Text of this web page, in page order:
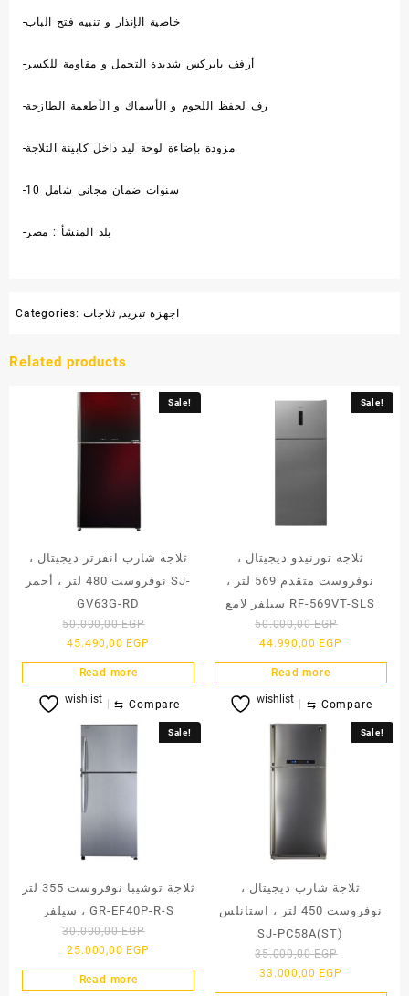
-خاصية الإنذار و تنبيه فتح الباب
-أرفف بايركس شديدة التحمل و مقاومة للكسر
-رف لحفظ اللحوم و الأسماك و الأطعمة الطازجة
-مزودة بإضاءة لوحة ليد داخل كابينة الثلاجة
-10 سنوات ضمان مجاني شامل
-بلد المنشأ : مصر
Categories: اجهزة تبريد, ثلاجات
Related products
Sale!
ثلاجة شارب انفرتر ديجيتال ،
نوفروست 480 لتر ، أحمر SJ-
GV63G-RD
50.000,00EGP
was:
50.000,00 EGP.
45.490,00 EGP
price
is:
45.490,00 EGP.
Read more
wishlist ⇆ Compare
Sale!
ثلاجة تورنيدو ديجيتال ،
نوفروست متقدم 569 لتر ،
سيلفر لامع RF-569VT-SLS
50.000,00EGP
was:
50.000,00
44.990,00 EGP
price
is:
44.990,00
Read more
wishlist ⇆ Compare
Sale!
ثلاجة توشيبا نوفروست 355 لتر
، سيلفر GR-EF40P-R-S
30.000,00EGP
was:
30.000,00 EGP.
25.000,00 EGP
price
is:
Read more
Sale!
ثلاجة شارب ديجيتال ،
نوفروست 450 لتر ، استانلس
SJ-PC58A(ST)
35.000,00EGP
was:
33.000,00 EGP
price